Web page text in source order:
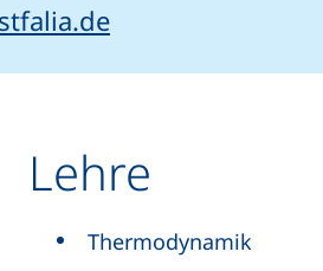
(öffnet Ihr E-Mail-
Lehre
Thermodynamik